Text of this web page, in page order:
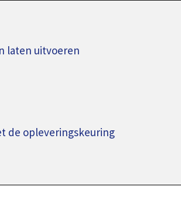
laten uitvoeren
de opleveringskeuring